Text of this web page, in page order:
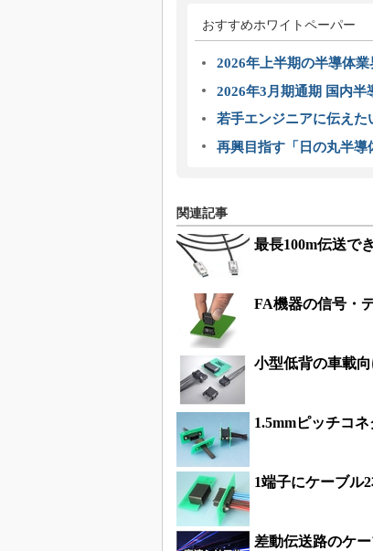
おすすめホワイトペーパー
2026年上半期の半導体
2026年3月期通期 国内
若手エンジニアに伝えた
再興目指す「日の丸半導
関連記事
最長100m伝送で
FA機器の信号・
小型低背の車載
1.5mmピッチコ
1端子にケーブル
差動伝送路のケ